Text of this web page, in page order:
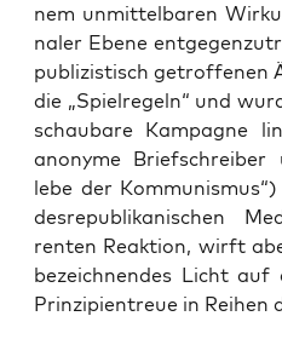
nem unmit­tel­ba­ren
na­ler Ebe­ne
publi­zis­tisch getrof­fe­nen
die „Spiel­re­geln“ und
schau­ba­re Kam­pa­gne
anony­me Brief­schrei­ber
lebe der
des­re­pu­bli­ka­ni­schen
ren­ten Reak­ti­on, wirft
bezeich­nen­des Licht
Prin­zi­pi­en­treue in Rei­hen